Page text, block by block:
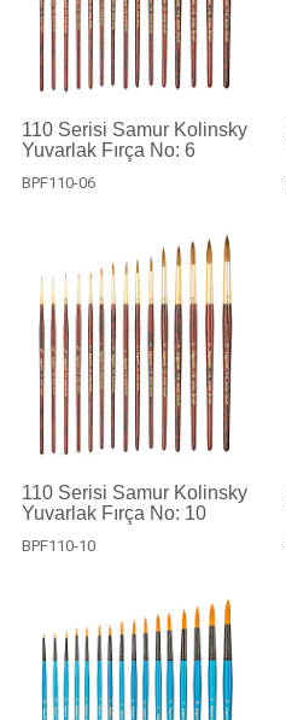
110 Serisi Samur Kolinsky
Yuvarlak Fırça No: 6
BPF110-06
110 Serisi Samur Kolinsky
Yuvarlak Fırça No: 10
BPF110-10